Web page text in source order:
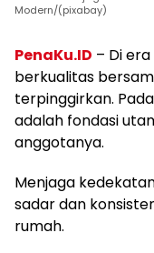
Modern/(pixabay)
PenaKu.ID – Di
berkualitas
terpinggirkan.
adalah fondasi
anggotanya.
Menjaga
sadar dan
rumah.